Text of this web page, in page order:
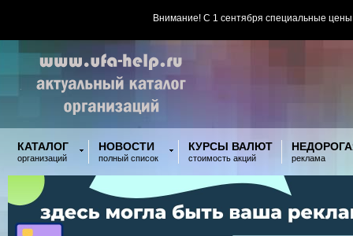
Внимание! С 1 сентября специальные
КАТАЛОГ
организаций
НОВОСТИ
полный список
КУРСЫ ВАЛЮТ
стоимость акций реклама